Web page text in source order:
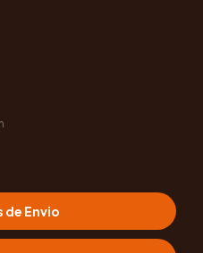
de Envio